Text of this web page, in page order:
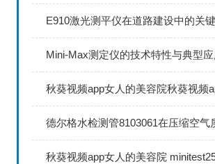
E910激光测平仪在道路建设中的关